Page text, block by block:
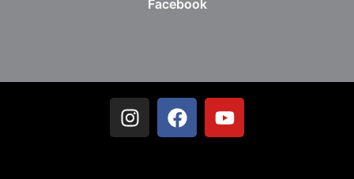
Facebook